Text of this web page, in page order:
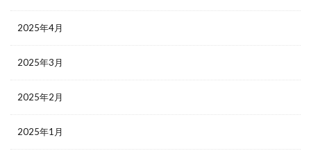
2025年4月
2025年3月
2025年2月
2025年1月